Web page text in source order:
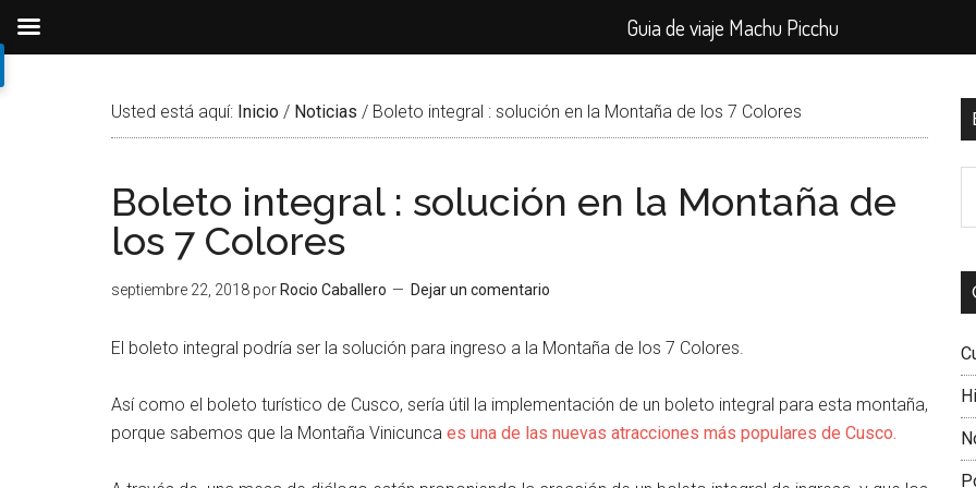
alaal
Usted está aquí: Inicio / Noticias / Boleto integral : solución en la Montaña de los 7 Colores
Boleto integral : solución en la Montaña de
los 7 Colores
septiembre 22, 2018 por Rocio Caballero Dejar un comentario
El boleto integral podría ser la solución para ingreso a la Montaña de los 7 Colores.
Así como el boleto turístico de Cusco, sería útil la implementación de un boleto integral para esta montaña,
porque sabemos que la Montaña Vinicunca es una de las nuevas atracciones más populares de Cusco.
Guia de viaje Machu Picchu